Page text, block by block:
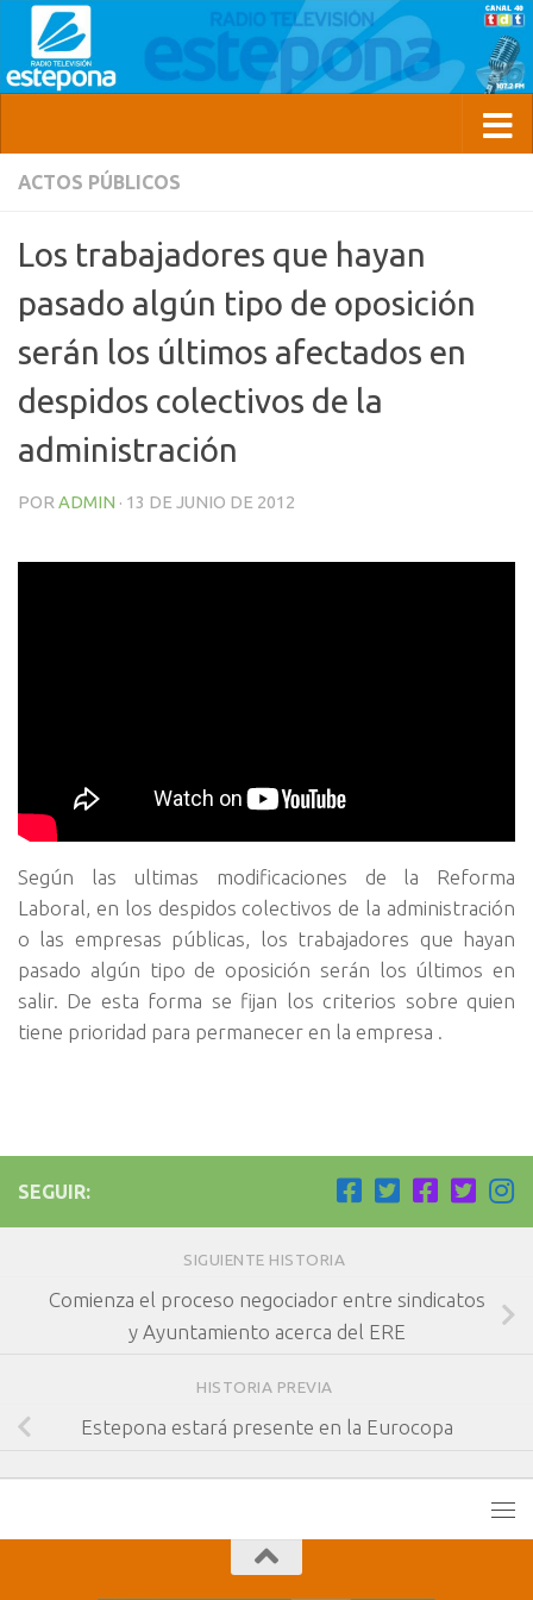
ACTOS PÚBLICOS
Los trabajadores que hayan
pasado algún tipo de oposición
serán los últimos afectados en
despidos colectivos de la
administración
POR ADMIN · 13 DE JUNIO DE 2012
Según las ultimas modificaciones de la Reforma
Laboral, en los despidos colectivos de la administración
o las empresas públicas, los trabajadores que hayan
pasado algún tipo de oposición serán los últimos en
salir. De esta forma se fijan los criterios sobre quien
tiene prioridad para permanecer en la empresa .
SEGUIR:
SIGUIENTE HISTORIA
Comienza el proceso negociador entre sindicatos
y Ayuntamiento acerca del ERE
HISTORIA PREVIA
Estepona estará presente en la Eurocopa